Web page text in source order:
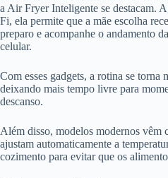
a Air Fryer Inteligente se destacam.
Fi, ela permite que a mãe escolha
preparo e acompanhe o andamento
celular.
Com esses gadgets, a rotina se torna
deixando mais tempo livre para
descanso.
Além disso, modelos modernos vêm
ajustam automaticamente a
cozimento para evitar que os